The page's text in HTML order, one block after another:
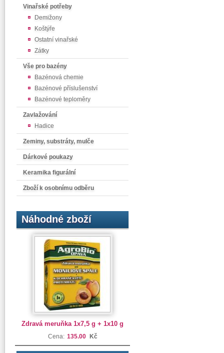
Vinařské potřeby
Demižony
Koštýře
Ostatní vinařské
Zátky
Vše pro bazény
Bazénová chemie
Bazénové příslušenství
Bazénové teploměry
Zavlažování
Hadice
Zeminy, substráty, mulče
Dárkové poukazy
Keramika figurální
Zboží k osobnímu odběru
Náhodné zboží
Zdravá meruňka 1x7,5 g + 1x10 g
Cena: 135.00 Kč